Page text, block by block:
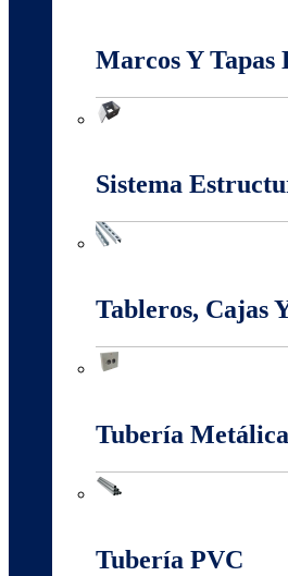
Marcos Y Tapas
Sistema
Tableros, Cajas
Tubería Metálica
Tubería PVC